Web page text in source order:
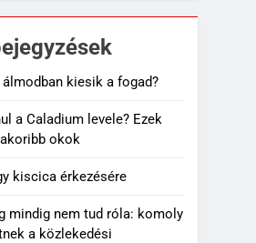
kiesik a fogad?
a Caladium levele? Ezek
okok
kiscica érkezésére
mindig nem tud róla: komoly
a közlekedési